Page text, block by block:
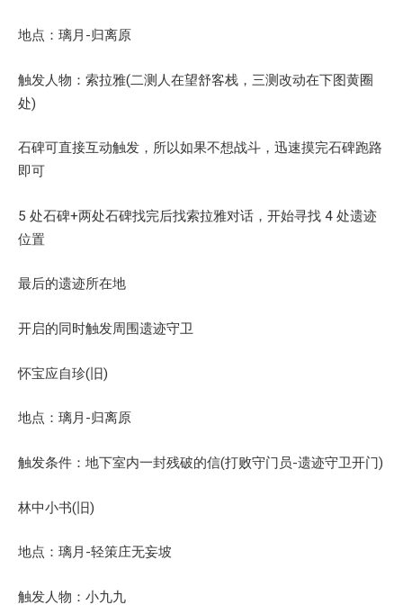
地点：璃月-归离原
触发人物：索拉雅(二测人在望舒客栈，三测改动在下图黄圈
处)
石碑可直接互动触发，所以如果不想战斗，迅速摸完石碑跑路
即可
5 处石碑+两处石碑找完后找索拉雅对话，开始寻找 4 处遗迹
位置
最后的遗迹所在地
开启的同时触发周围遗迹守卫
怀宝应自珍(旧)
地点：璃月-归离原
触发条件：地下室内一封残破的信(打败守门员-遗迹守卫开门)
林中小书(旧)
地点：璃月-轻策庄无妄坡
触发人物：小九九